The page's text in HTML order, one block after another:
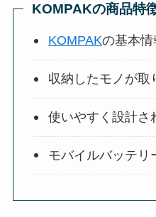
KOMPAKの商品特
KOMPAKの基本情
収納したモノが取
使いやすく設計さ
モバイルバッテリ